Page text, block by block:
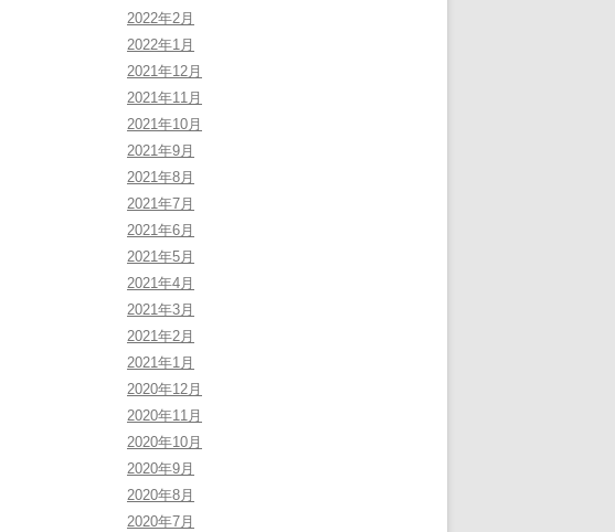
2022年2月
2022年1月
2021年12月
2021年11月
2021年10月
2021年9月
2021年8月
2021年7月
2021年6月
2021年5月
2021年4月
2021年3月
2021年2月
2021年1月
2020年12月
2020年11月
2020年10月
2020年9月
2020年8月
2020年7月